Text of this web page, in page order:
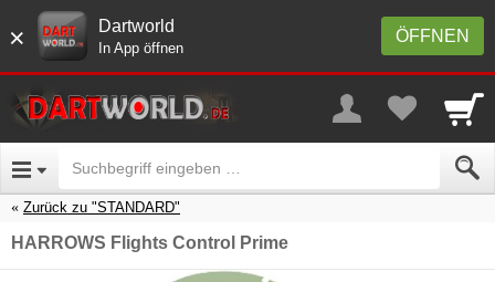
× ÖFFNEN
Dartworld
In App öffnen
Zurück zu "STANDARD"
HARROWS Flights Control Prime